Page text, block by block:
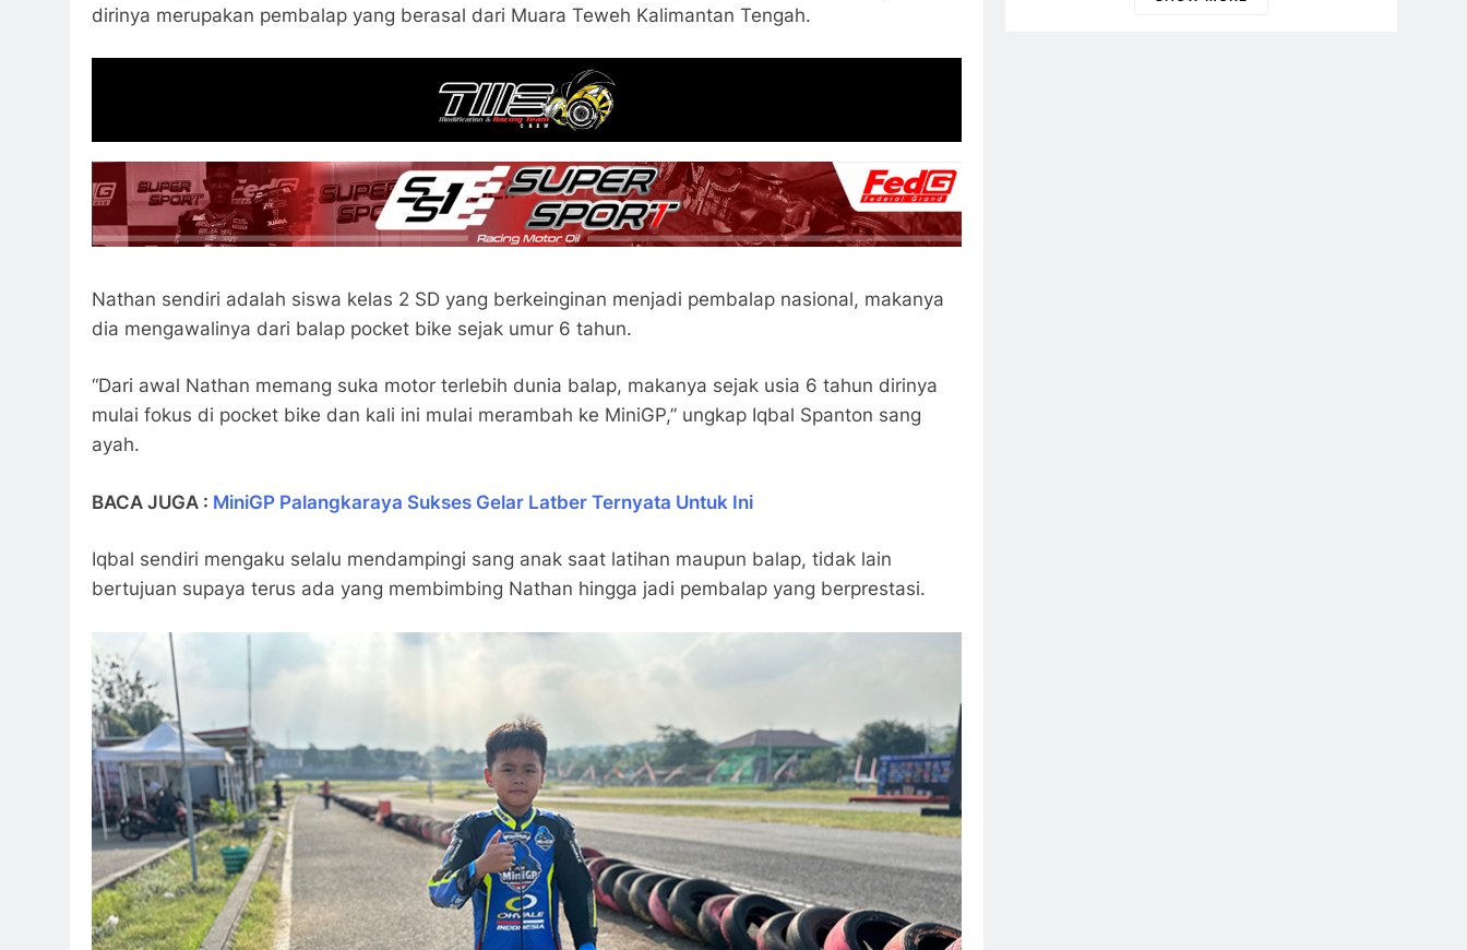
dirinya merupakan pembalap yang berasal dari Muara Teweh Kalimantan Tengah.
Nathan sendiri adalah siswa kelas 2 SD yang berkeinginan menjadi pembalap nasional, makanya
dia mengawalinya dari balap pocket bike sejak umur 6 tahun.
“Dari awal Nathan memang suka motor terlebih dunia balap, makanya sejak usia 6 tahun dirinya
mulai fokus di pocket bike dan kali ini mulai merambah ke MiniGP,” ungkap Iqbal Spanton sang
ayah.
BACA JUGA : MiniGP Palangkaraya Sukses Gelar Latber Ternyata Untuk Ini
Iqbal sendiri mengaku selalu mendampingi sang anak saat latihan maupun balap, tidak lain
bertujuan supaya terus ada yang membimbing Nathan hingga jadi pembalap yang berprestasi.